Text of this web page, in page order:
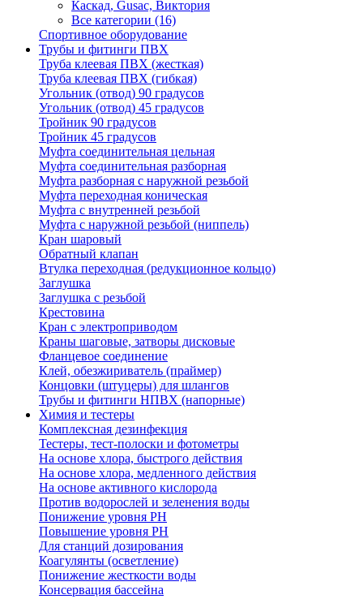
Каскад, Gusac, Виктория
Все категории (16)
Спортивное оборудование
Трубы и фитинги ПВХ
Труба клеевая ПВХ (жесткая)
Труба клеевая ПВХ (гибкая)
Угольник (отвод) 90 градусов
Угольник (отвод) 45 градусов
Тройник 90 градусов
Тройник 45 градусов
Муфта соединительная цельная
Муфта соединительная разборная
Муфта разборная с наружной резьбой
Муфта переходная коническая
Муфта с внутренней резьбой
Муфта с наружной резьбой (ниппель)
Кран шаровый
Обратный клапан
Втулка переходная (редукционное кольцо)
Заглушка
Заглушка с резьбой
Крестовина
Кран с электроприводом
Краны шаговые, затворы дисковые
Фланцевое соединение
Клей, обезжириватель (праймер)
Концовки (штуцеры) для шлангов
Трубы и фитинги НПВХ (напорные)
Химия и тестеры
Комплексная дезинфекция
Тестеры, тест-полоски и фотометры
На основе хлора, быстрого действия
На основе хлора, медленного действия
На основе активного кислорода
Против водорослей и зеленения воды
Понижение уровня РН
Повышение уровня РН
Для станций дозирования
Коагулянты (осветление)
Понижение жесткости воды
Консервация бассейна